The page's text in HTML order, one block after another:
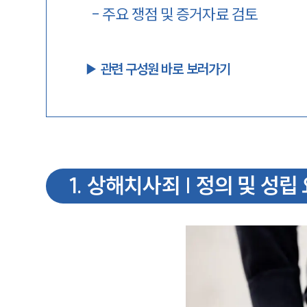
- 주요 쟁점 및 증거자료 검토
▶︎ 관련 구성원 바로 보러가기
1. 상해치사죄 | 정의 및 성립